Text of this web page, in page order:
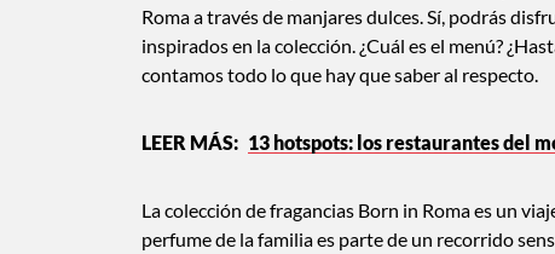
Roma a través de manjares dulces. Sí, podrás
inspirados en la colección. ¿Cuál es el menú?
contamos todo lo que hay que saber al respecto.
13 hotspots: los restaurantes del
La colección de fragancias Born in Roma es un
perfume de la familia es parte de un recorrido